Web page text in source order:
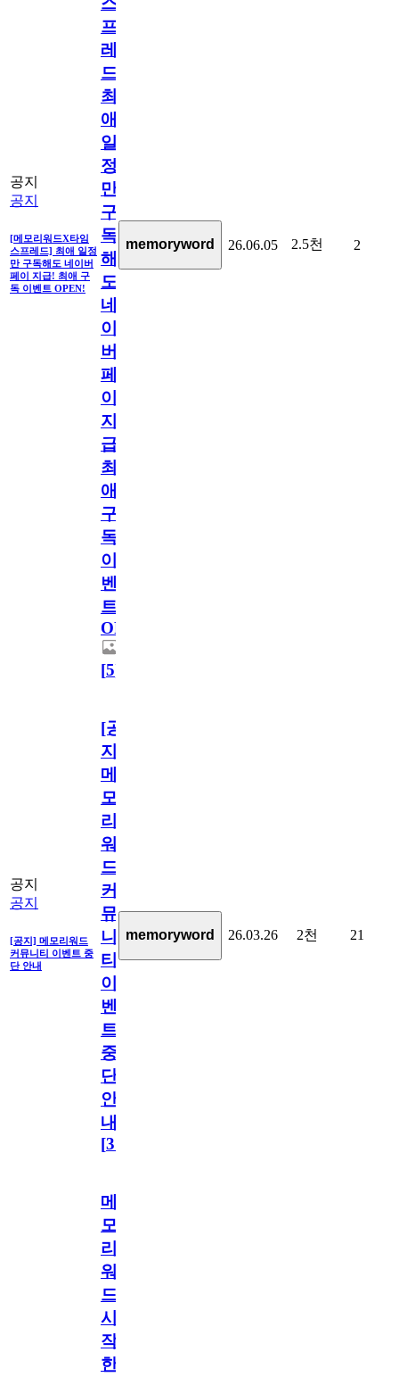
공지
공지
[메모리워드X타임
스프레드] 최애 일정
만 구독해도 네이버
페이 지급! 최애 구
독 이벤트 OPEN!
프
레
드]
최
애
일
정
만
구
독
해
도
네
이
버
페
이
지
급!
최
애
구
독
이
벤
트
OPEN!
[5]
memoryword 26.06.05 2.5천 2
공지
공지
[공지] 메모리워드
커뮤니티 이벤트 중
단 안내
[공
지]
메
모
리
워
드
커
뮤
니
티
이
벤
트
중
단
안
내
[31
memoryword 26.03.26 2천 21
메
모
리
워
드
시
작
한